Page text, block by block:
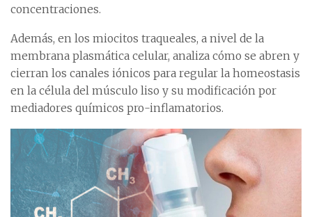
concentraciones.
Además, en los miocitos traqueales, a nivel de la
membrana plasmática celular, analiza cómo se abren y
cierran los canales iónicos para regular la homeostasis
en la célula del músculo liso y su modificación por
mediadores químicos pro-inflamatorios.